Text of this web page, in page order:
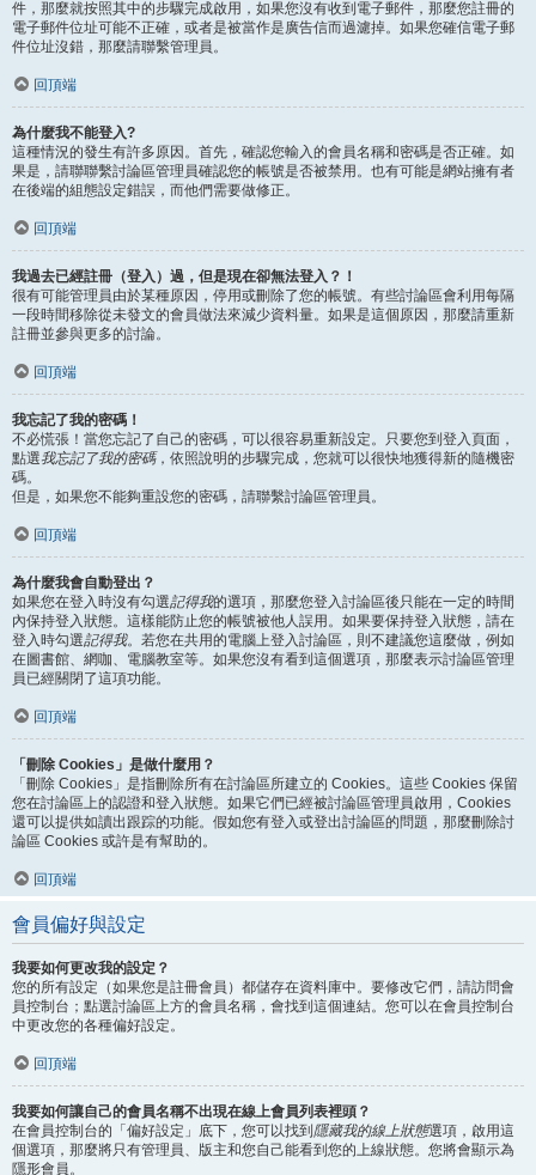
件，那麼就按照其中的步驟完成啟用，如果您沒有收到電子郵件，那麼您註冊的
電子郵件位址可能不正確，或者是被當作是廣告信而過濾掉。如果您確信電子郵
件位址沒錯，那麼請聯繫管理員。
回頂端
為什麼我不能登入?
這種情況的發生有許多原因。首先，確認您輸入的會員名稱和密碼是否正確。如
果是，請聯聯繫討論區管理員確認您的帳號是否被禁用。也有可能是網站擁有者
在後端的組態設定錯誤，而他們需要做修正。
回頂端
我過去已經註冊（登入）過，但是現在卻無法登入？！
很有可能管理員由於某種原因，停用或刪除了您的帳號。有些討論區會利用每隔
一段時間移除從未發文的會員做法來減少資料量。如果是這個原因，那麼請重新
註冊並參與更多的討論。
回頂端
我忘記了我的密碼！
不必慌張！當您忘記了自己的密碼，可以很容易重新設定。只要您到登入頁面，
點選我忘記了我的密碼，依照說明的步驟完成，您就可以很快地獲得新的隨機密
碼。
但是，如果您不能夠重設您的密碼，請聯繫討論區管理員。
回頂端
為什麼我會自動登出？
如果您在登入時沒有勾選記得我的選項，那麼您登入討論區後只能在一定的時間
內保持登入狀態。這樣能防止您的帳號被他人誤用。如果要保持登入狀態，請在
登入時勾選記得我。若您在共用的電腦上登入討論區，則不建議您這麼做，例如
在圖書館、網咖、電腦教室等。如果您沒有看到這個選項，那麼表示討論區管理
員已經關閉了這項功能。
回頂端
「刪除 Cookies」是做什麼用？
「刪除 Cookies」是指刪除所有在討論區所建立的 Cookies。這些 Cookies 保留
您在討論區上的認證和登入狀態。如果它們已經被討論區管理員啟用，Cookies
還可以提供如讀出跟踪的功能。假如您有登入或登出討論區的問題，那麼刪除討
論區 Cookies 或許是有幫助的。
回頂端
會員偏好與設定
我要如何更改我的設定？
您的所有設定（如果您是註冊會員）都儲存在資料庫中。要修改它們，請訪問會
員控制台；點選討論區上方的會員名稱，會找到這個連結。您可以在會員控制台
中更改您的各種偏好設定。
回頂端
我要如何讓自己的會員名稱不出現在線上會員列表裡頭？
在會員控制台的「偏好設定」底下，您可以找到 隱藏我的線上狀態選項，啟用這
個選項，那麼將只有管理員、版主和您自己能看到您的上線狀態。您將會顯示為
隱形會員。